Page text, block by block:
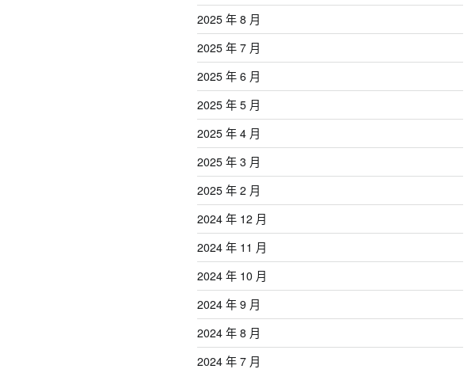
2025 年 8 月
2025 年 7 月
2025 年 6 月
2025 年 5 月
2025 年 4 月
2025 年 3 月
2025 年 2 月
2024 年 12 月
2024 年 11 月
2024 年 10 月
2024 年 9 月
2024 年 8 月
2024 年 7 月